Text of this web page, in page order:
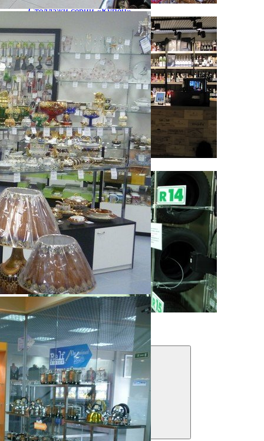
Стеллажи серии «Купец»
Стеллажи серии «Solid Vine»
Складские стеллажи
Фильтры